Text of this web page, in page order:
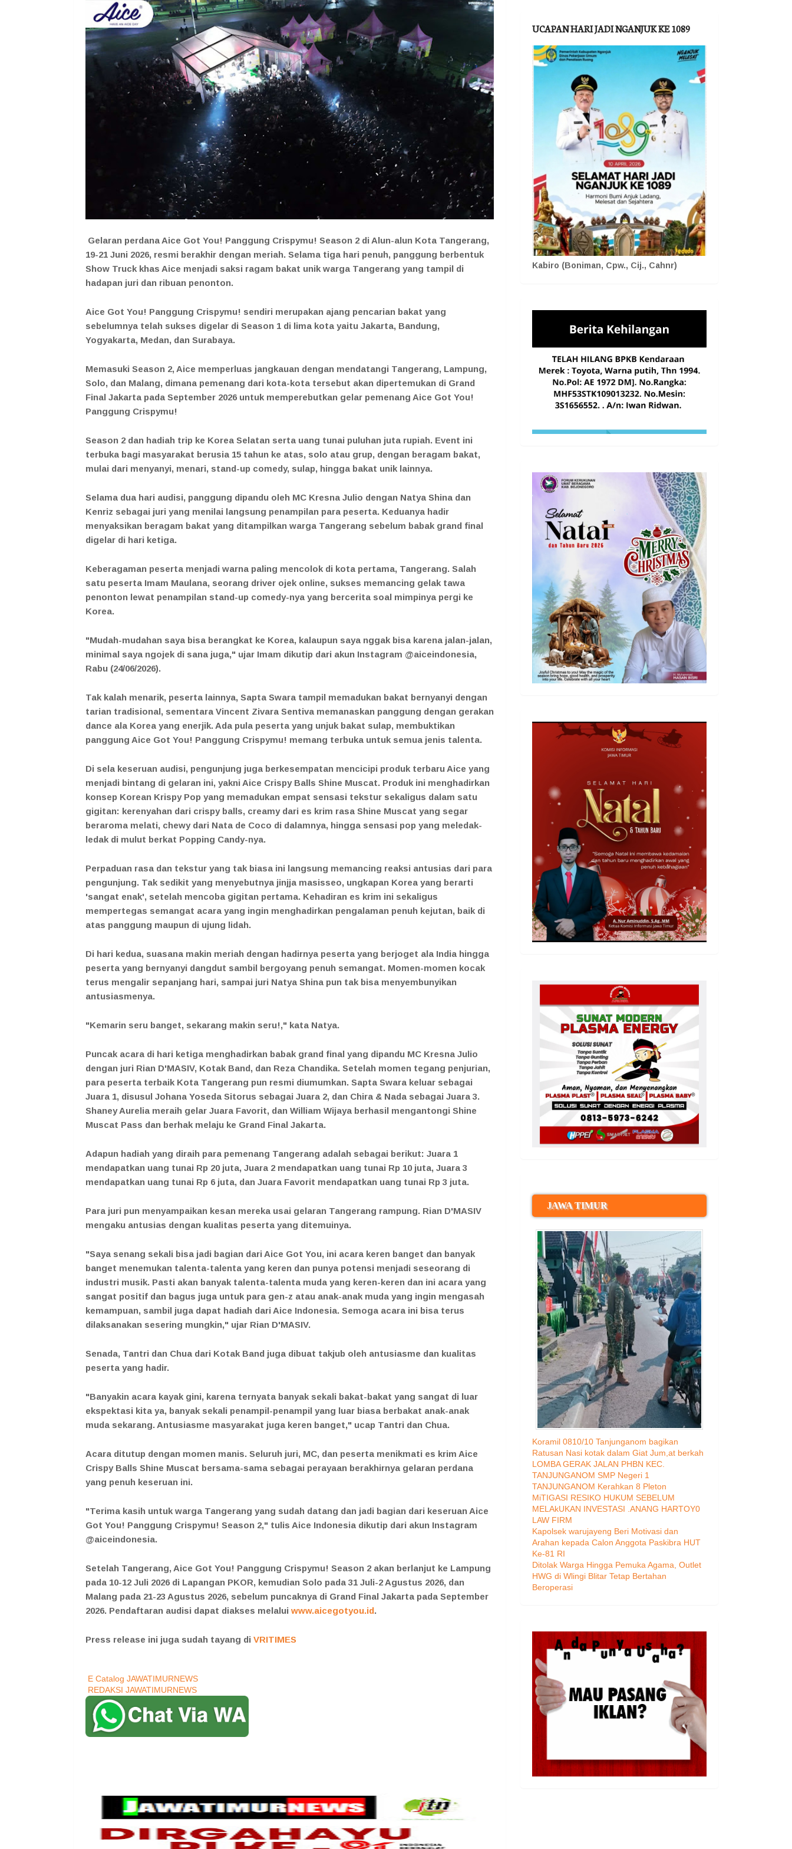
Gelaran perdana Aice Got You! Panggung Crispymu! Season 2 di Alun-alun Kota Tangerang,
19-21 Juni 2026, resmi berakhir dengan meriah. Selama tiga hari penuh, panggung berbentuk
Show Truck khas Aice menjadi saksi ragam bakat unik warga Tangerang yang tampil di
hadapan juri dan ribuan penonton.
Aice Got You! Panggung Crispymu! sendiri merupakan ajang pencarian bakat yang
sebelumnya telah sukses digelar di Season 1 di lima kota yaitu Jakarta, Bandung,
Yogyakarta, Medan, dan Surabaya.
Memasuki Season 2, Aice memperluas jangkauan dengan mendatangi Tangerang, Lampung,
Solo, dan Malang, dimana pemenang dari kota-kota tersebut akan dipertemukan di Grand
Final Jakarta pada September 2026 untuk memperebutkan gelar pemenang Aice Got You!
Panggung Crispymu!
Season 2 dan hadiah trip ke Korea Selatan serta uang tunai puluhan juta rupiah. Event ini
terbuka bagi masyarakat berusia 15 tahun ke atas, solo atau grup, dengan beragam bakat,
mulai dari menyanyi, menari, stand-up comedy, sulap, hingga bakat unik lainnya.
Selama dua hari audisi, panggung dipandu oleh MC Kresna Julio dengan Natya Shina dan
Kenriz sebagai juri yang menilai langsung penampilan para peserta. Keduanya hadir
menyaksikan beragam bakat yang ditampilkan warga Tangerang sebelum babak grand final
digelar di hari ketiga.
Keberagaman peserta menjadi warna paling mencolok di kota pertama, Tangerang. Salah
satu peserta Imam Maulana, seorang driver ojek online, sukses memancing gelak tawa
penonton lewat penampilan stand-up comedy-nya yang bercerita soal mimpinya pergi ke
Korea.
"Mudah-mudahan saya bisa berangkat ke Korea, kalaupun saya nggak bisa karena jalan-jalan,
minimal saya ngojek di sana juga," ujar Imam dikutip dari akun Instagram @aiceindonesia,
Rabu (24/06/2026).
Tak kalah menarik, peserta lainnya, Sapta Swara tampil memadukan bakat bernyanyi dengan
tarian tradisional, sementara Vincent Zivara Sentiva memanaskan panggung dengan gerakan
dance ala Korea yang enerjik. Ada pula peserta yang unjuk bakat sulap, membuktikan
panggung Aice Got You! Panggung Crispymu! memang terbuka untuk semua jenis talenta.
Di sela keseruan audisi, pengunjung juga berkesempatan mencicipi produk terbaru Aice yang
menjadi bintang di gelaran ini, yakni Aice Crispy Balls Shine Muscat. Produk ini menghadirkan
konsep Korean Krispy Pop yang memadukan empat sensasi tekstur sekaligus dalam satu
gigitan: kerenyahan dari crispy balls, creamy dari es krim rasa Shine Muscat yang segar
beraroma melati, chewy dari Nata de Coco di dalamnya, hingga sensasi pop yang meledak-
ledak di mulut berkat Popping Candy-nya.
Perpaduan rasa dan tekstur yang tak biasa ini langsung memancing reaksi antusias dari para
pengunjung. Tak sedikit yang menyebutnya jinjja masisseo, ungkapan Korea yang berarti
'sangat enak', setelah mencoba gigitan pertama. Kehadiran es krim ini sekaligus
mempertegas semangat acara yang ingin menghadirkan pengalaman penuh kejutan, baik di
atas panggung maupun di ujung lidah.
Di hari kedua, suasana makin meriah dengan hadirnya peserta yang berjoget ala India hingga
peserta yang bernyanyi dangdut sambil bergoyang penuh semangat. Momen-momen kocak
terus mengalir sepanjang hari, sampai juri Natya Shina pun tak bisa menyembunyikan
antusiasmenya.
"Kemarin seru banget, sekarang makin seru!," kata Natya.
Puncak acara di hari ketiga menghadirkan babak grand final yang dipandu MC Kresna Julio
dengan juri Rian D'MASIV, Kotak Band, dan Reza Chandika. Setelah momen tegang penjurian,
para peserta terbaik Kota Tangerang pun resmi diumumkan. Sapta Swara keluar sebagai
Juara 1, disusul Johana Yoseda Sitorus sebagai Juara 2, dan Chira & Nada sebagai Juara 3.
Shaney Aurelia meraih gelar Juara Favorit, dan William Wijaya berhasil mengantongi Shine
Muscat Pass dan berhak melaju ke Grand Final Jakarta.
Adapun hadiah yang diraih para pemenang Tangerang adalah sebagai berikut: Juara 1
mendapatkan uang tunai Rp 20 juta, Juara 2 mendapatkan uang tunai Rp 10 juta, Juara 3
mendapatkan uang tunai Rp 6 juta, dan Juara Favorit mendapatkan uang tunai Rp 3 juta.
Para juri pun menyampaikan kesan mereka usai gelaran Tangerang rampung. Rian D'MASIV
mengaku antusias dengan kualitas peserta yang ditemuinya.
"Saya senang sekali bisa jadi bagian dari Aice Got You, ini acara keren banget dan banyak
banget menemukan talenta-talenta yang keren dan punya potensi menjadi seseorang di
industri musik. Pasti akan banyak talenta-talenta muda yang keren-keren dan ini acara yang
sangat positif dan bagus juga untuk para gen-z atau anak-anak muda yang ingin mengasah
kemampuan, sambil juga dapat hadiah dari Aice Indonesia. Semoga acara ini bisa terus
dilaksanakan sesering mungkin," ujar Rian D'MASIV.
Senada, Tantri dan Chua dari Kotak Band juga dibuat takjub oleh antusiasme dan kualitas
peserta yang hadir.
"Banyakin acara kayak gini, karena ternyata banyak sekali bakat-bakat yang sangat di luar
ekspektasi kita ya, banyak sekali penampil-penampil yang luar biasa berbakat anak-anak
muda sekarang. Antusiasme masyarakat juga keren banget," ucap Tantri dan Chua.
Acara ditutup dengan momen manis. Seluruh juri, MC, dan peserta menikmati es krim Aice
Crispy Balls Shine Muscat bersama-sama sebagai perayaan berakhirnya gelaran perdana
yang penuh keseruan ini.
"Terima kasih untuk warga Tangerang yang sudah datang dan jadi bagian dari keseruan Aice
Got You! Panggung Crispymu! Season 2," tulis Aice Indonesia dikutip dari akun Instagram
@aiceindonesia.
Setelah Tangerang, Aice Got You! Panggung Crispymu! Season 2 akan berlanjut ke Lampung
pada 10-12 Juli 2026 di Lapangan PKOR, kemudian Solo pada 31 Juli-2 Agustus 2026, dan
Malang pada 21-23 Agustus 2026, sebelum puncaknya di Grand Final Jakarta pada September
2026. Pendaftaran audisi dapat diakses melalui www.aicegotyou.id.
Press release ini juga sudah tayang di VRITIMES
E Catalog JAWATIMURNEWS
REDAKSI JAWATIMURNEWS
UCAPAN HARI JADI NGANJUK KE 1089
Kabiro (Boniman, Cpw., Cij., Cahnr)
JAWA TIMUR
Koramil 0810/10 Tanjunganom bagikan
Ratusan Nasi kotak dalam Giat Jum,at berkah
LOMBA GERAK JALAN PHBN KEC.
TANJUNGANOM SMP Negeri 1
TANJUNGANOM Kerahkan 8 Pleton
MiTIGASI RESIKO HUKUM SEBELUM
MELAkUKAN INVESTASI .ANANG HARTOY0
LAW FIRM
Kapolsek warujayeng Beri Motivasi dan
Arahan kepada Calon Anggota Paskibra HUT
Ke-81 RI
Ditolak Warga Hingga Pemuka Agama, Outlet
HWG di Wlingi Blitar Tetap Bertahan
Beroperasi